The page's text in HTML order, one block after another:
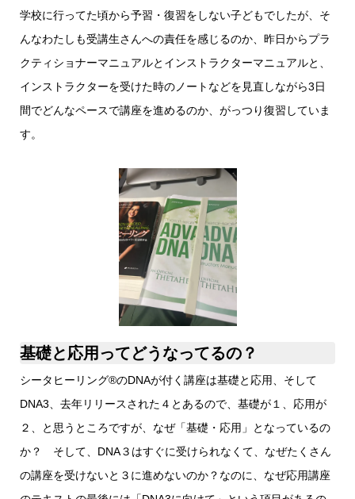
学校に行ってた頃から予習・復習をしない子どもでしたが、そ
んなわたしも受講生さんへの責任を感じるのか、昨日からプラ
クティショナーマニュアルとインストラクターマニュアルと、
インストラクターを受けた時のノートなどを見直しながら3日
間でどんなペースで講座を進めるのか、がっつり復習していま
す。
基礎と応用ってどうなってるの？
シータヒーリング®️のDNAが付く講座は基礎と応用、そして
DNA3、去年リリースされた４とあるので、基礎が１、応用が
２、と思うところですが、なぜ「基礎・応用」となっているの
か？ そして、DNA３はすぐに受けられなくて、なぜたくさん
の講座を受けないと３に進めないのか？なのに、なぜ応用講座